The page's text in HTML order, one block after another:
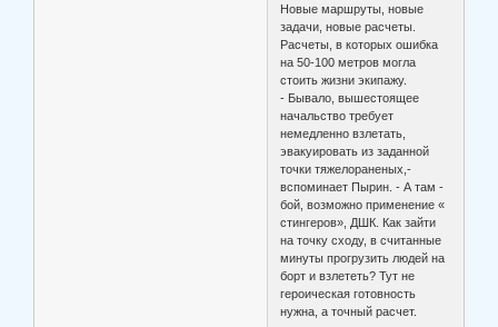
Новые маршруты, новые
задачи, новые расчеты.
Расчеты, в которых ошибка
на 50-100 метров могла
стоить жизни экипажу.
- Бывало, вышестоящее
начальство требует
немедленно взлетать,
эвакуировать из заданной
точки тяжелораненых,-
вспоминает Пырин. - А там -
бой, возможно применение «
стингеров», ДШК. Как зайти
на точку сходу, в считанные
минуты прогрузить людей на
борт и взлететь? Тут не
героическая готовность
нужна, а точный расчет.